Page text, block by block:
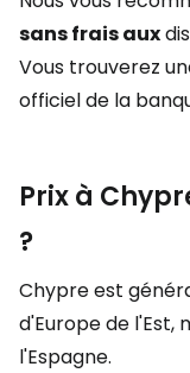
sans frais aux
Vous trouverez
officiel de la
Prix à
?
Chypre est
d'Europe de l'Est,
l'Espagne.